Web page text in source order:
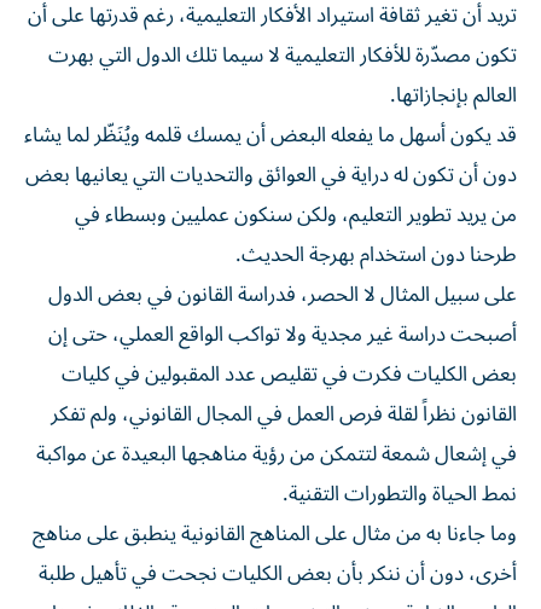
تريد أن تغير ثقافة استيراد الأفكار التعليمية، رغم قدرتها على أن
تكون مصدّرة للأفكار التعليمية لا سيما تلك الدول التي بهرت
العالم بإنجازاتها.
قد يكون أسهل ما يفعله البعض أن يمسك قلمه ويُنَظّر لما يشاء
دون أن تكون له دراية في العوائق والتحديات التي يعانيها بعض
من يريد تطوير التعليم، ولكن سنكون عمليين وبسطاء في
طرحنا دون استخدام بهرجة الحديث.
على سبيل المثال لا الحصر، فدراسة القانون في بعض الدول
أصبحت دراسة غير مجدية ولا تواكب الواقع العملي، حتى إن
بعض الكليات فكرت في تقليص عدد المقبولين في كليات
القانون نظراً لقلة فرص العمل في المجال القانوني، ولم تفكر
في إشعال شمعة لتتمكن من رؤية مناهجها البعيدة عن مواكبة
نمط الحياة والتطورات التقنية.
وما جاءنا به من مثال على المناهج القانونية ينطبق على مناهج
أخرى، دون أن ننكر بأن بعض الكليات نجحت في تأهيل طلبة